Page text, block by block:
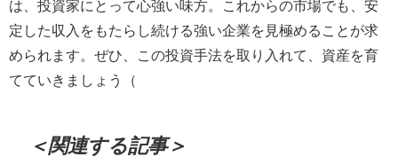
は、投資家にとって心強い味方。これからの市場でも、安
定した収入をもたらし続ける強い企業を見極めることが求
められます。ぜひ、この投資手法を取り入れて、資産を育
てていきましょう（
＜関連する記事＞